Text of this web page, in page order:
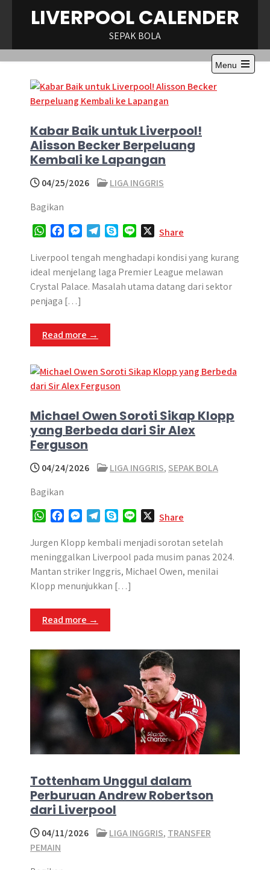
LIVERPOOL CALENDER
SEPAK BOLA
Menu
Open
Kabar Baik untuk Liverpool!
Alisson Becker Berpeluang
Kembali ke Lapangan
04/25/2026
LIGA INGGRIS
Bagikan
W
a
t
s
A
p
p
c
e
b
o
o
k
s
s
e
e
r
e
g
m
y
p
e
n
e
Share
Liverpool tengah menghadapi kondisi yang kurang
ideal menjelang laga Premier League melawan
Crystal Palace. Masalah utama datang dari sektor
penjaga […]
Read more →
Michael Owen Soroti Sikap Klopp
yang Berbeda dari Sir Alex
Ferguson
04/24/2026 LIGA INGGRIS, SEPAK BOLA
Bagikan
W
a
t
s
A
p
p
c
e
b
o
k
s
s
e
n
g
e
r
l
e
g
r
m
y
p
e
n
e
Share
Jurgen Klopp kembali menjadi sorotan setelah
meninggalkan Liverpool pada musim panas 2024.
Mantan striker Inggris, Michael Owen, menilai
Klopp menunjukkan […]
Read more →
Tottenham Unggul dalam
Perburuan Andrew Robertson
dari Liverpool
04/11/2026 LIGA INGGRIS, TRANSFER
PEMAIN